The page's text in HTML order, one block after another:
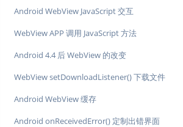
Android WebView JavaScript 交互
WebView APP 调用 JavaScript 方法
Android 4.4 后 WebView 的改变
WebView setDownloadListener() 下载文件
Android WebView 缓存
Android onReceivedError() 定制出错界面